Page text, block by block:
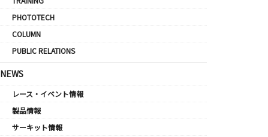
PHOTOTECH
COLUMN
PUBLIC RELATIONS
NEWS
レース・イベント情報
製品情報
サーキット情報